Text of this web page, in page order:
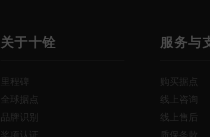
关于十铨
里程碑
全球据点
品牌识别
奖项认证
服务与
购买据点
线上咨询
线上售后
质保条款